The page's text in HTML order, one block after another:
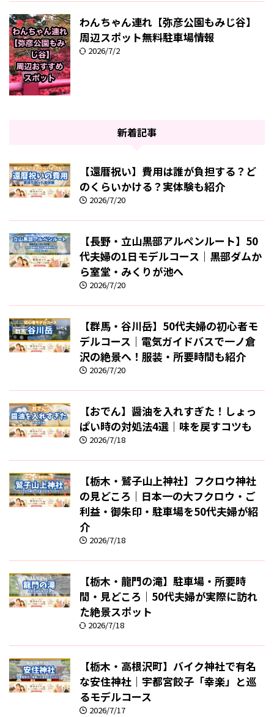
わんちゃん連れ【弥彦公園もみじ谷】
周辺スポット無料駐車場情報
2026/7/2
新着記事
【還暦祝い】費用は誰が負担する？ど
のくらいかける？実体験も紹介
2026/7/20
【長野・立山黒部アルペンルート】50
代夫婦の1日モデルコース｜黒部ダムか
ら室堂・みくりが池へ
2026/7/20
【群馬・谷川岳】50代夫婦の初心者モ
デルコース｜電気ガイドバスで一ノ倉
沢の絶景へ！服装・所要時間も紹介
2026/7/20
【おでん】醤油を入れすぎた！しょっ
ぱい時の対処法4選｜味を戻すコツも
2026/7/18
【栃木・鷲子山上神社】フクロウ神社
の見どころ｜日本一の大フクロウ・ご
利益・御朱印・駐車場を50代夫婦が紹
介
2026/7/18
【栃木・龍門の滝】駐車場・所要時
間・見どころ｜50代夫婦が実際に訪れ
た絶景スポット
2026/7/18
【栃木・高根沢町】バイク神社で有名
な安住神社｜宇都宮餃子「幸楽」と巡
るモデルコース
2026/7/17